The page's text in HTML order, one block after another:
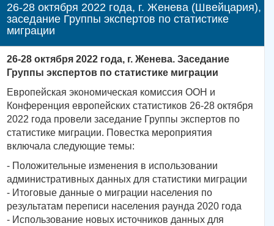
26-28 октября 2022 года, г. Женева (Швейцария),
заседание Группы экспертов по статистике
миграции
26-28 октября 2022 года, г. Женева. Заседание
Группы экспертов по статистике миграции
Европейская экономическая комиссия ООН и
Конференция европейских статистиков 26-28 октября
2022 года провели заседание Группы экспертов по
статистике миграции. Повестка мероприятия
включала следующие темы:
- Положительные изменения в использовании
административных данных для статистики миграции
- Итоговые данные о миграции населения по
результатам переписи населения раунда 2020 года
- Использование новых источников данных для